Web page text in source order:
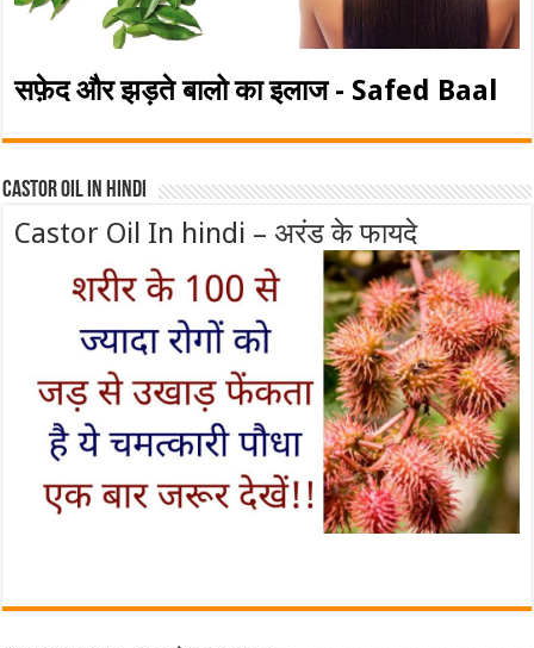
सफ़ेद और झड़ते बालो का इलाज - Safed Baal
Castor Oil In Hindi
Castor Oil In hindi – अरंड के फायदे